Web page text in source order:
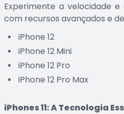
Experimente a velocidade e
com recursos avançados e
iPhone 12
iPhone 12 Mini
iPhone 12 Pro
iPhone 12 Pro Max
iPhones 11: A Tecnologia